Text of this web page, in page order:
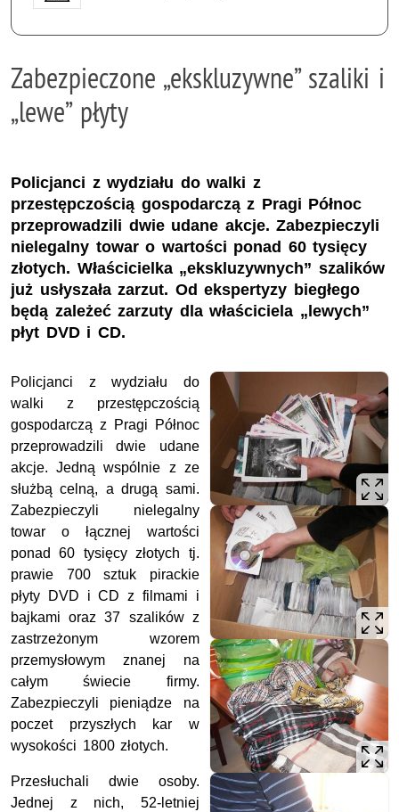
Zabezpieczone „ekskluzywne” szaliki i
„lewe” płyty
Policjanci z wydziału do walki z
przestępczością gospodarczą z Pragi Północ
przeprowadzili dwie udane akcje. Zabezpieczyli
nielegalny towar o wartości ponad 60 tysięcy
złotych. Właścicielka „ekskluzywnych” szalików
już usłyszała zarzut. Od ekspertyzy biegłego
będą zależeć zarzuty dla właściciela „lewych”
płyt DVD i CD.
Policjanci z wydziału do
walki z przestępczością
gospodarczą z Pragi Północ
przeprowadzili dwie udane
akcje. Jedną wspólnie z ze
służbą celną, a drugą sami.
Zabezpieczyli nielegalny
towar o łącznej wartości
ponad 60 tysięcy złotych tj.
prawie 700 sztuk pirackie
płyty DVD i CD z filmami i
bajkami oraz 37 szalików z
zastrzeżonym wzorem
przemysłowym znanej na
całym świecie firmy.
Zabezpieczyli pieniądze na
poczet przyszłych kar w
wysokości 1800 złotych.
Przesłuchali dwie osoby.
Jednej z nich, 52-letniej